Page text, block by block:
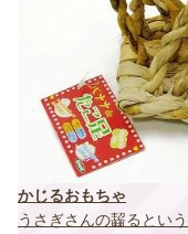
かじるおもちゃ
うさぎさんの齧るとい